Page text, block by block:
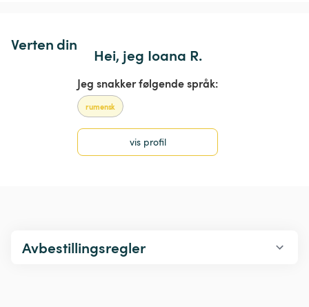
Verten din
Hei, jeg Ioana R.
Jeg snakker følgende språk:
rumensk
vis profil
Avbestillingsregler